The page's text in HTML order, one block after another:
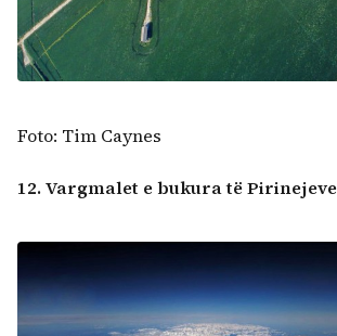
Foto: Tim Caynes
12. Vargmalet e bukura të Pirinejeve